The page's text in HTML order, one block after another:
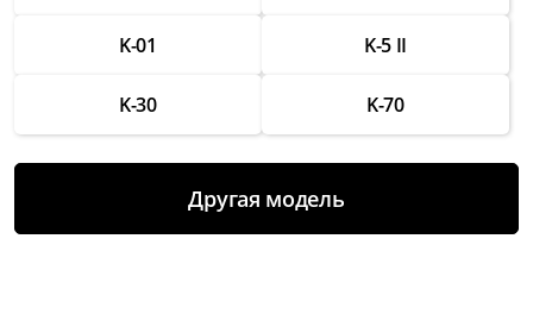
от 1 500 ₽
Восстановление работы после попадания
от 3 000 ₽
Чистка и настройка
K-01 K-5 II
K-30 K-70
Другая модель